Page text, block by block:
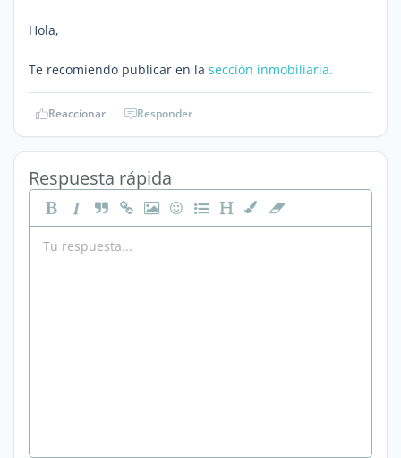
Hola,
Te recomiendo publicar en la sección inmobiliaria.
Reaccionar Responder
Respuesta rápida